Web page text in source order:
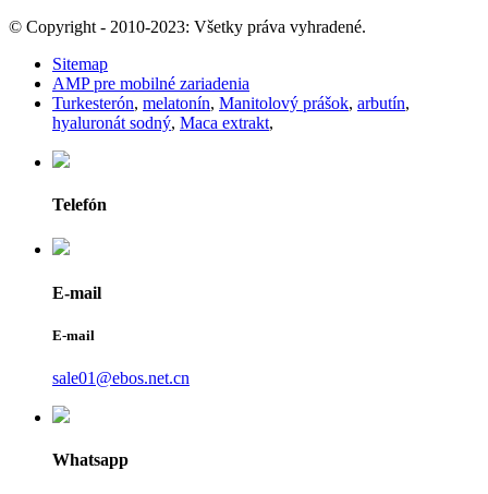
© Copyright - 2010-2023: Všetky práva vyhradené.
Sitemap
AMP pre mobilné zariadenia
Turkesterón, melatonín, Manitolový prášok, arbutín,
hyaluronát sodný, Maca extrakt,
Telefón
E-mail
E-mail
sale01@ebos.net.cn
Whatsapp